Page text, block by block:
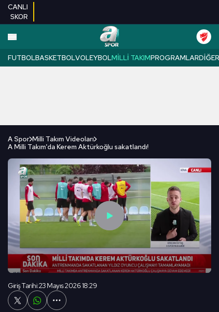
CANLI
SKOR
FUTBOLBASKETBOLVOLEYBOLMILLI TAKIMPROGRAMLARDIĞER
A Spor Milli Takım Videoları
A Milli Takım'da Kerem Aktürkoğlu sakatlandı!
Giriş Tarihi:23 Mayıs 2026 18:29